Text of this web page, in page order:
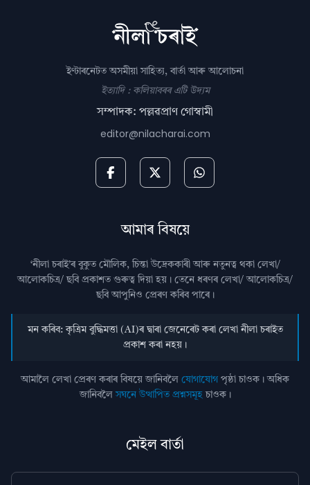
ইণ্টাৰনেটত অসমীয়া সাহিত্য, বাৰ্তা আৰু আলোচনা
ইত্যাদি : কলিয়াবৰৰ এটি উদ্যম
সম্পাদক: পল্লৱপ্ৰাণ গোস্বামী
editor@nilacharai.com
আমাৰ বিষয়ে
‘নীলা চৰাই’ৰ বুকুত মৌলিক, চিন্তা উদ্রেককাৰী আৰু নতুনত্ব থকা লেখা/
আলোকচিত্ৰ/ ছবি প্রকাশত গুৰুত্ব দিয়া হয়। তেনে ধৰণৰ লেখা/ আলোকচিত্ৰ/
ছবি আপুনিও প্রেৰণ কৰিব পাৰে।
মন কৰিব: কৃত্ৰিম বুদ্ধিমত্তা (AI)ৰ দ্বাৰা জেনেৰেট কৰা লেখা নীলা চৰাইত
প্ৰকাশ কৰা নহয়।
আমালৈ লেখা প্ৰেৰণ কৰাৰ বিষয়ে জানিবলৈ যোগাযোগ পৃষ্ঠা চাওক। অধিক
জানিবলৈসঘনে উত্থাপিত প্ৰশ্নসমূহচাওক।
মেইল বাৰ্তা